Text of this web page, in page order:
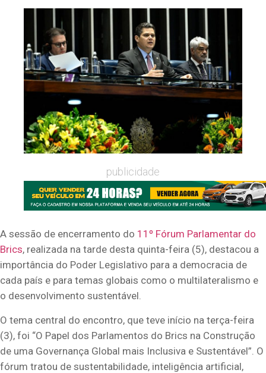
publicidade
A sessão de encerramento do 11º Fórum Parlamentar do
Brics, realizada na tarde desta quinta-feira (5), destacou a
importância do Poder Legislativo para a democracia de
cada país e para temas globais como o multilateralismo e
o desenvolvimento sustentável.
O tema central do encontro, que teve início na terça-feira
(3), foi “O Papel dos Parlamentos do Brics na Construção
de uma Governança Global mais Inclusiva e Sustentável”. O
fórum tratou de sustentabilidade, inteligência artificial,